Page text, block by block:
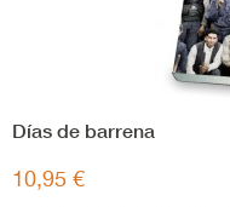
Días de barrena
10,95 €